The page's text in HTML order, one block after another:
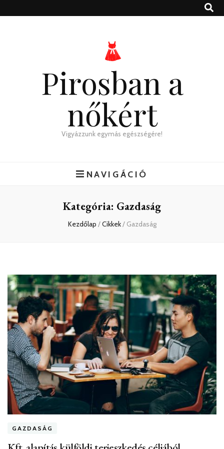
Pirosban a
nőkért
Vigyázzunk egymás egészségére!
NAVIGÁCIÓ
Kategória: Gazdaság
Kezdőlap /Cikkek/ Gazdaság
GAZDASÁG